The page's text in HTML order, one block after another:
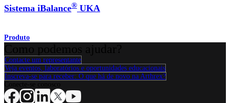
Sistema iBalance® UKA
Produto
Contacte um representante
Veja eventos, laboratórios e oportunidades educacionais
Inscreva-se para receber: O que há de novo na Arthrex?